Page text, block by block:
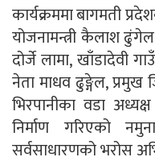
कार्यक्रममा बागमती
योजनामन्त्री कैलाश
दोर्जे लामा, खाँडादेवी
नेता माधव ढुङ्गेल, प्रमुख
भिरपानीका वडा
निर्माण गरिएको
सर्वसाधारणको भरोस